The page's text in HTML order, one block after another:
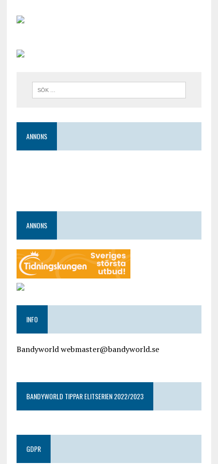
ANNONS
ANNONS
INFO
Bandyworld webmaster@bandyworld.se
BANDYWORLD TIPPAR ELITSERIEN 2022/2023
GDPR